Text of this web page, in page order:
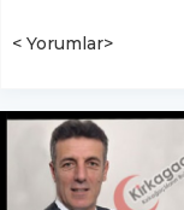
< Yorumlar>